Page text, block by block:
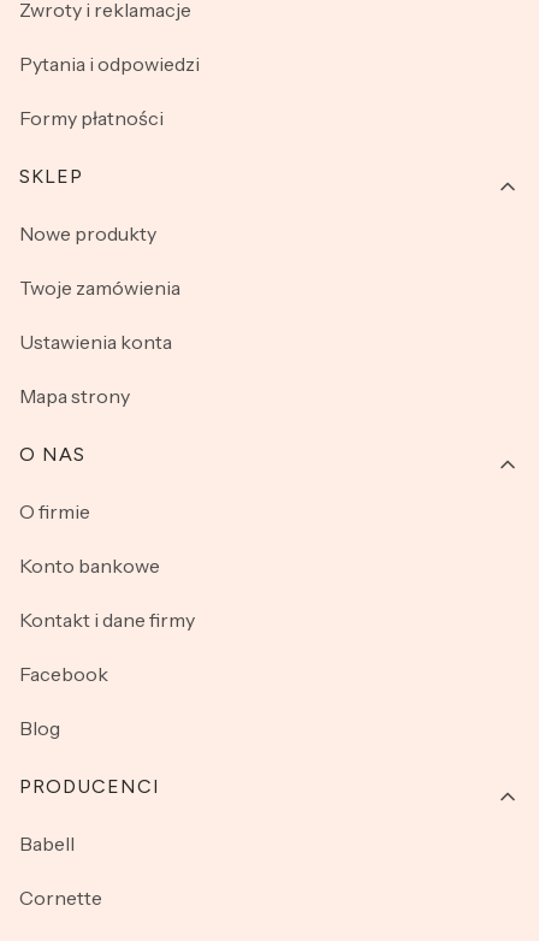
Zwroty i reklamacje
Pytania i odpowiedzi
Formy płatności
SKLEP
Nowe produkty
Twoje zamówienia
Ustawienia konta
Mapa strony
O NAS
O firmie
Konto bankowe
Kontakt i dane firmy
Facebook
Blog
PRODUCENCI
Babell
Cornette